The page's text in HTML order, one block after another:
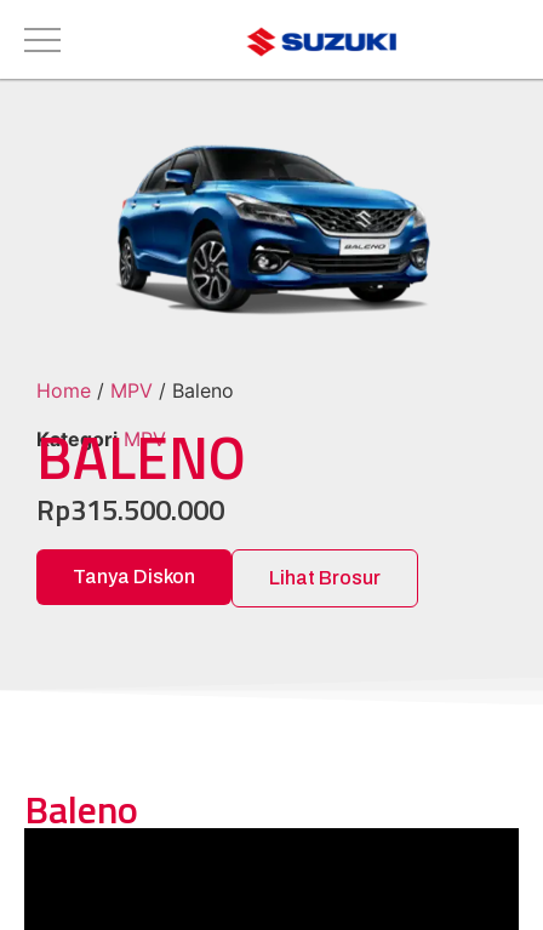
Home / MPV / Baleno
Kategori MPV
BALENO
Rp315.500.000
Tanya Diskon Lihat Brosur
Baleno